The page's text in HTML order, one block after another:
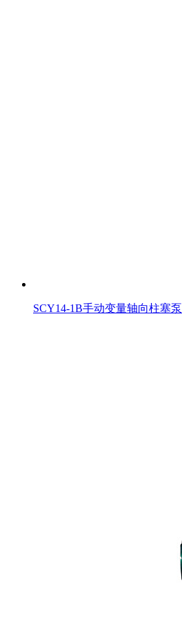
SCY14-1B手动变量轴向柱塞泵